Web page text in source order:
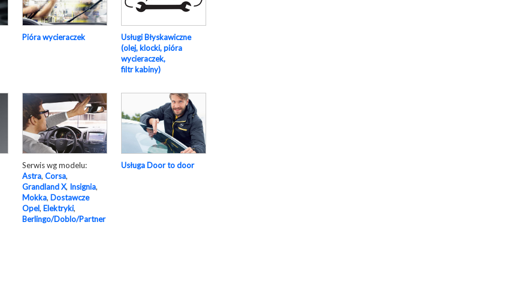
Pióra wycieraczek
Usługi Błyskawiczne
(olej, klocki, pióra
wycieraczek,
filtr kabiny)
Serwis wg modelu:
Astra, Corsa,
Grandland X, Insignia,
Mokka, Dostawcze
Opel, Elektryki,
Berlingo/Doblo/Partner
Usługa Door to door